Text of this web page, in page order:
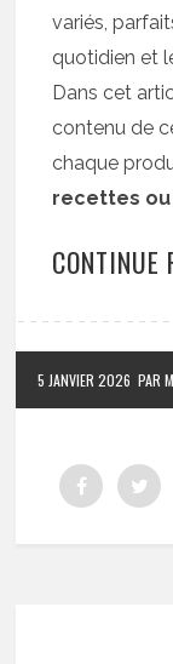
variés,
quotidien et
Dans cet
contenu de
chaque
recettes ou
CONTINUE
5 JANVIER 2026 PAR